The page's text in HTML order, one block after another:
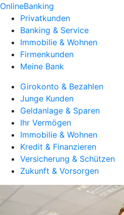
OnlineBanking
Privatkunden
Banking & Service
Immobilie & Wohnen
Firmenkunden
Meine Bank
Girokonto & Bezahlen
Junge Kunden
Geldanlage & Sparen
Ihr Vermögen
Immobilie & Wohnen
Kredit & Finanzieren
Versicherung & Schützen
Zukunft & Vorsorgen